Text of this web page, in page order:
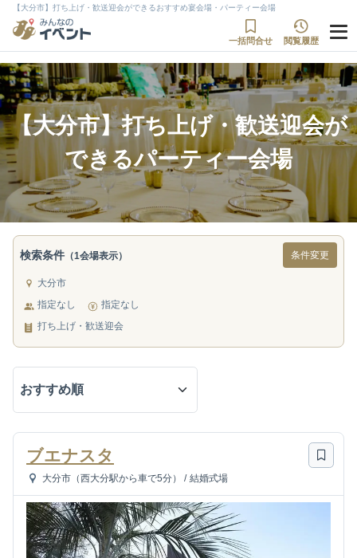
【大分市】打ち上げ・歓送迎会ができるおすすめ宴会場・パーティー会場
一括問合せ 閲覧履歴
【大分市】打ち上げ・歓送迎会が
できるパーティー会場
検索条件 （1会場表示） 条件変更
大分市
指定なし
指定なし
打ち上げ・歓送迎会
ブエナスタ
大分市（西大分駅から車で5分） / 結婚式場